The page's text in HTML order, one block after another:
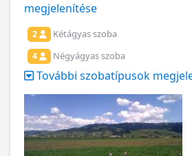
megjelenítése
2 Kétágyas szoba
4 Négyágyas szoba
További szobatípusok